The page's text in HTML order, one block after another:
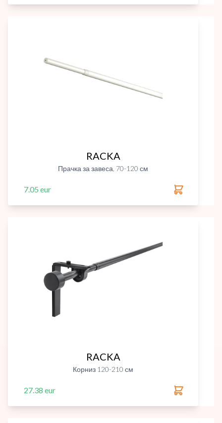
RACKA
Прачка за завеса, 70-120 см
7.05 eur
RACKA
Корниз 120-210 см
27.38 eur